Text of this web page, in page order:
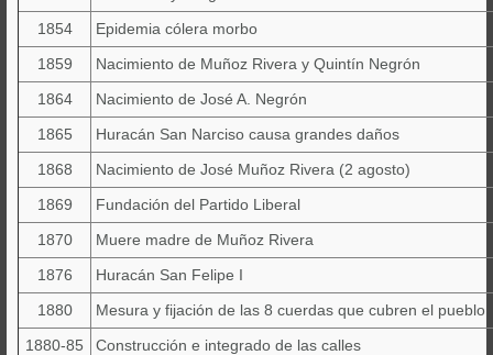
1854
Epidemia cólera morbo
1859
Nacimiento de Muñoz Rivera y Quintín Negrón
1864
Nacimiento de José A. Negrón
1865
Huracán San Narciso causa grandes daños
1868
Nacimiento de José Muñoz Rivera (2 agosto)
1869
Fundación del Partido Liberal
1870
Muere madre de Muñoz Rivera
1876
Huracán San Felipe I
1880
Mesura y fijación de las 8 cuerdas que cubren el pueblo
1880-85
Construcción e integrado de las calles